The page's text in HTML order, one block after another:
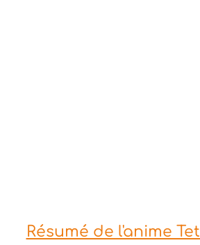
Résumé de l'anime